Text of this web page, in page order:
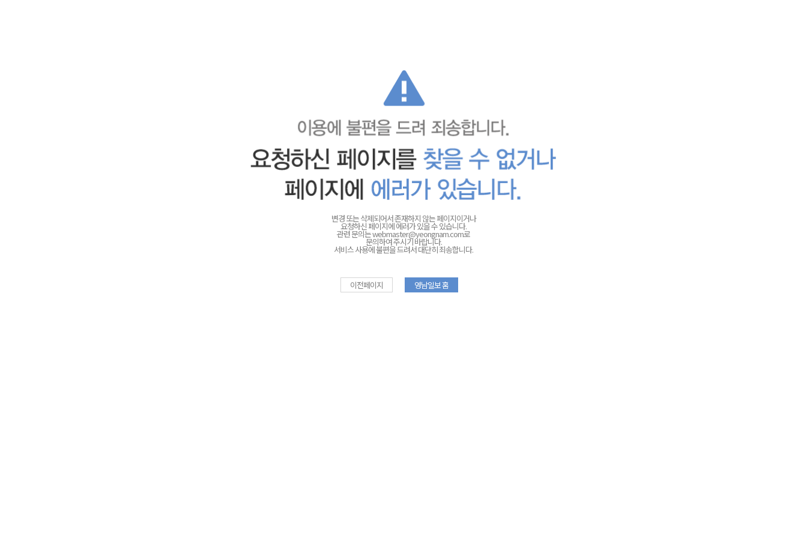
변경 또는 삭제되어서 존재하지 않는 페이지이거나
요청하신 페이지에 에러가 있을 수 있습니다.
관련 문의는webmaster@yeongnam.com로
문의하여 주시기 바랍니다.
서비스 사용에 불편을 드려서 대단히 죄송합니다.
이전페이지 영남일보 홈